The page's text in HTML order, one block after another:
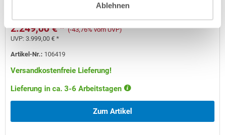
Ablehnen
2.249,00 € * (-43,76% vom UVP)
UVP:3.999,00 € *
Artikel-Nr.: 106419
Versandkostenfreie Lieferung!
Lieferung in ca. 3-6 Arbeitstagen
Zum Artikel